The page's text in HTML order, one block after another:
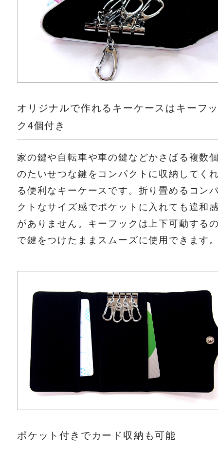
オリジナルで作れるキーケースはキーフ
ク4個付き
家の鍵や自転車や車の鍵などかさばる複数
のたいせつな鍵をコンパクトに収納してく
る便利なキーケースです。折り畳めるコン
クトなサイズ感でポケットに入れても違和
がありません。キーフックは上下可動する
で鍵をつけたままスムーズに使用できます
ポケット付きでカード収納も可能